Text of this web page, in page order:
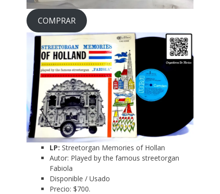
COMPRAR
LP:Streetorgan Memories of Hollan
Autor: Played by the famous streetorgan
Fabiola
Disponible / Usado
Precio: $700.